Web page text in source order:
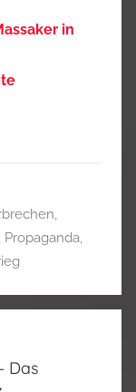
in
,
, Propaganda,
Das